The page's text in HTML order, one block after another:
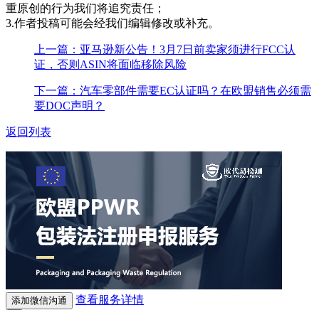
重原创的行为我们将追究责任；
3.作者投稿可能会经我们编辑修改或补充。
上一篇：亚马逊新公告！3月7日前卖家须进行FCC认
证，否则ASIN将面临移除风险
下一篇：汽车零部件需要EC认证吗？在欧盟销售必须需
要DOC声明？
返回列表
添加微信沟通 查看服务详情